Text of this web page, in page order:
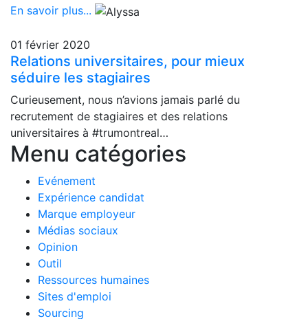
En savoir plus...
01 février 2020
Relations universitaires, pour mieux
séduire les stagiaires
Curieusement, nous n’avions jamais parlé du
recrutement de stagiaires et des relations
universitaires à #trumontreal…
Menu catégories
Evénement
Expérience candidat
Marque employeur
Médias sociaux
Opinion
Outil
Ressources humaines
Sites d'emploi
Sourcing